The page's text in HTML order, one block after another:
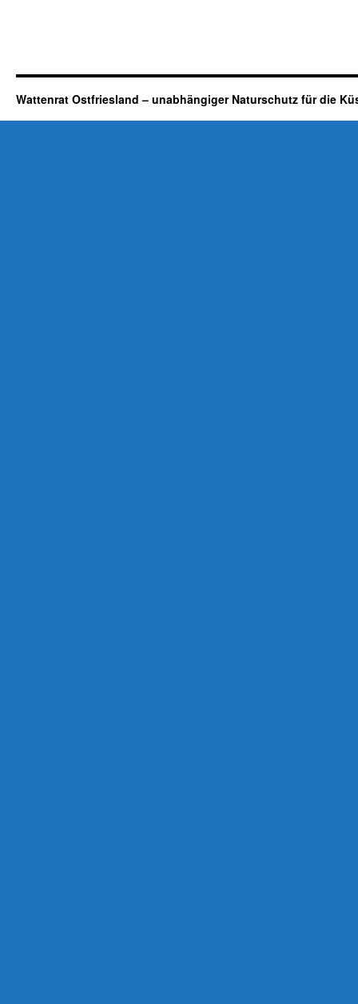
Wattenrat Ostfriesland – unabhängiger Naturschutz für die